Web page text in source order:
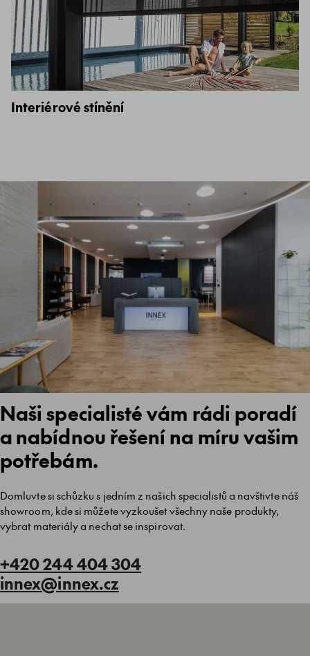
Interiérové stínění
Naši specialisté vám rádi poradí
a nabídnou řešení na míru vašim
potřebám.
Domluvte si schůzku s jedním z našich specialistů a navštivte náš
showroom, kde si můžete vyzkoušet všechny naše produkty,
vybrat materiály a nechat se inspirovat.
+420 244 404 304
innex@innex.cz